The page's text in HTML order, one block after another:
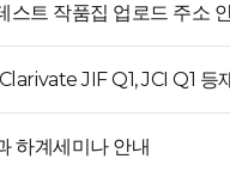
트 작품집 업로드 주소
JIF Q1, JCI Q1 등
하계세미나 안내